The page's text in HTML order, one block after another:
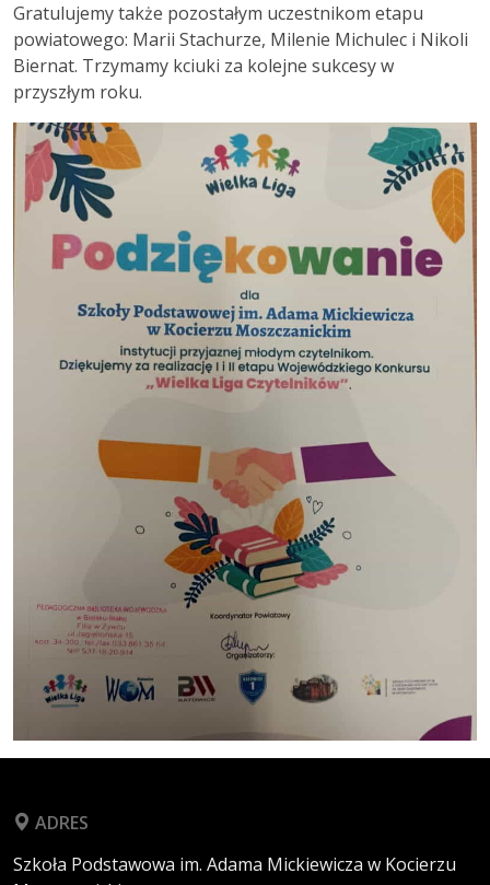
Gratulujemy także pozostałym uczestnikom etapu
powiatowego: Marii Stachurze, Milenie Michulec i Nikoli
Biernat. Trzymamy kciuki za kolejne sukcesy w
przyszłym roku.
ADRES
Szkoła Podstawowa im. Adama Mickiewicza w Kocierzu